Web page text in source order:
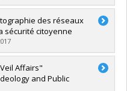
des réseaux
sécurité citoyenne
Affairs"
and Public